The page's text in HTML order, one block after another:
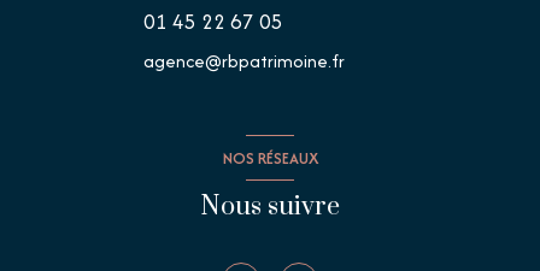
01 45 22 67 05
agence@rbpatrimoine.fr
NOS RÉSEAUX
Nous suivre